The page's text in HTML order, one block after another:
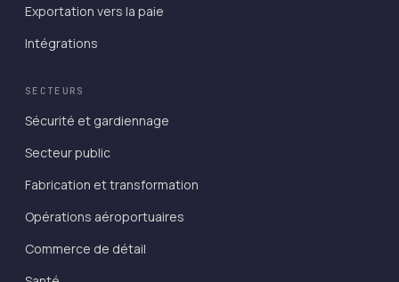
Exportation vers la paie
Intégrations
SECTEURS
Sécurité et gardiennage
Secteur public
Fabrication et transformation
Opérations aéroportuaires
Commerce de détail